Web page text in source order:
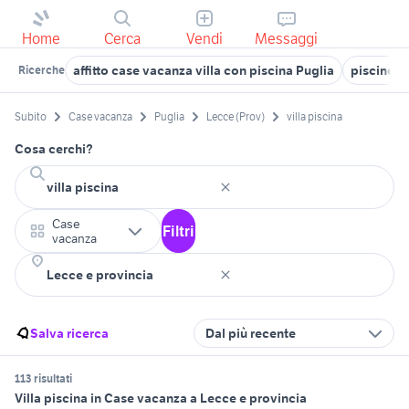
Home Cerca Vendi Messaggi
Ricerche affitto case vacanza villa con piscina Puglia piscine
Subito Case vacanza Puglia Lecce (Prov) villa piscina
Cosa cerchi?
Case
vacanza
Filtri
Salva ricerca Dal più recente
113 risultati
Villa piscina in Case vacanza a Lecce e provincia